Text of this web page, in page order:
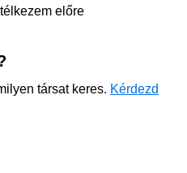
előre
társat keres. Kérdezd